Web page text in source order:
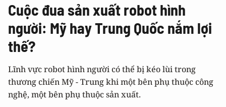
Cuộc đua sản xuất robot hình
người: Mỹ hay Trung Quốc nắm lợi
thế?
Lĩnh vực robot hình người có thể bị kéo lùi trong
thương chiến Mỹ - Trung khi một bên phụ thuộc công
nghệ, một bên phụ thuộc sản xuất.